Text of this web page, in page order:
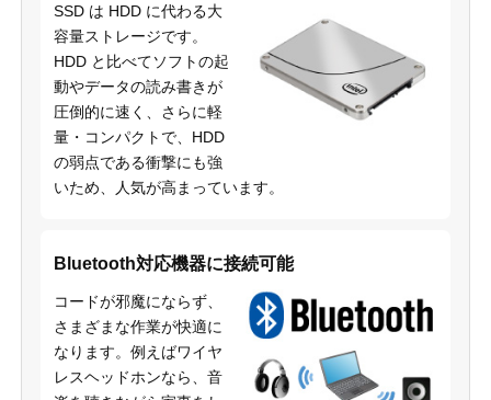
SSD は HDD に代わる大
容量ストレージです。
HDD と比べてソフトの起
動やデータの読み書きが
圧倒的に速く、さらに軽
量・コンパクトで、HDD
の弱点である衝撃にも強
いため、人気が高まっています。
Bluetooth対応機器に接続可能
コードが邪魔にならず、
さまざまな作業が快適に
なります。例えばワイヤ
レスヘッドホンなら、音